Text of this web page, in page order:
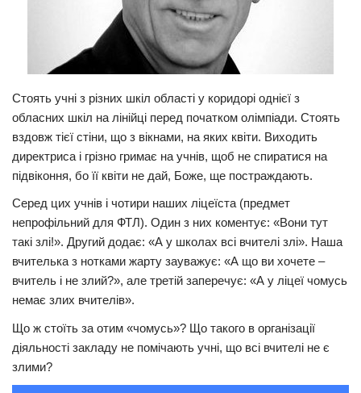
Історії
Привітання
Здоров’я
Події
Кримінал
Трагедії
Курйози
Суспільство
Шоу-біз
#Війна
Стоять учні з різних шкіл області у коридорі однієї з
обласних шкіл на лінійці перед початком олімпіади. Стоять
вздовж тієї стіни, що з вікнами, на яких квіти. Виходить
директриса і грізно гримає на учнів, щоб не спиратися на
підвіконня, бо її квіти не дай, Боже, ще постраждають.
Серед цих учнів і чотири наших ліцеїста (предмет
непрофільний для ФТЛ). Один з них коментує: «Вони тут
такі злі!». Другий додає: «А у школах всі вчителі злі». Наша
вчителька з нотками жарту зауважує: «А що ви хочете –
вчитель і не злий?», але третій заперечує: «А у ліцеї чомусь
немає злих вчителів».
Що ж стоїть за отим «чомусь»? Що такого в організації
діяльності закладу не помічають учні, що всі вчителі не є
злими?